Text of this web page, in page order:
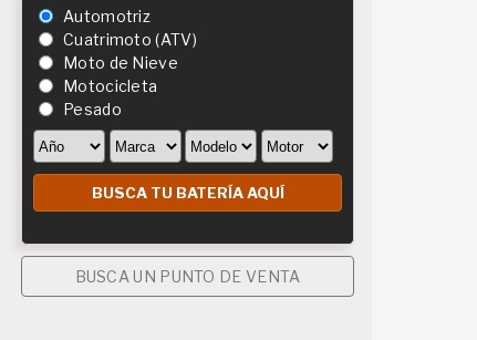
Automotriz
Cuatrimoto (ATV)
Moto de Nieve
Motocicleta
Pesado
BUSCA UN PUNTO DE VENTA